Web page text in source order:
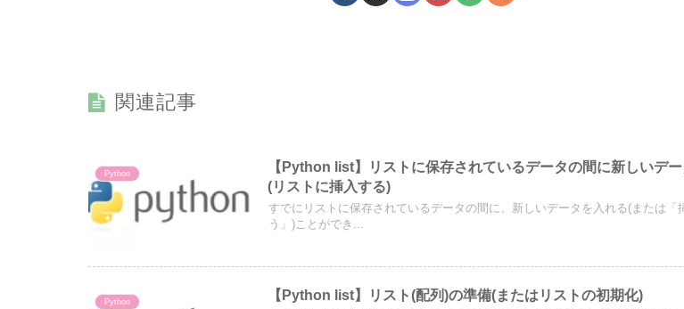
関連記事
Python
【Python list】リストに保存されているデータの間に新しいデ
(リストに挿入する)
すでにリストに保存されているデータの間に、新しいデータを入れる(または「
う」)ことができ...
Python 【Python list】リスト(配列)の準備(またはリストの初期化)